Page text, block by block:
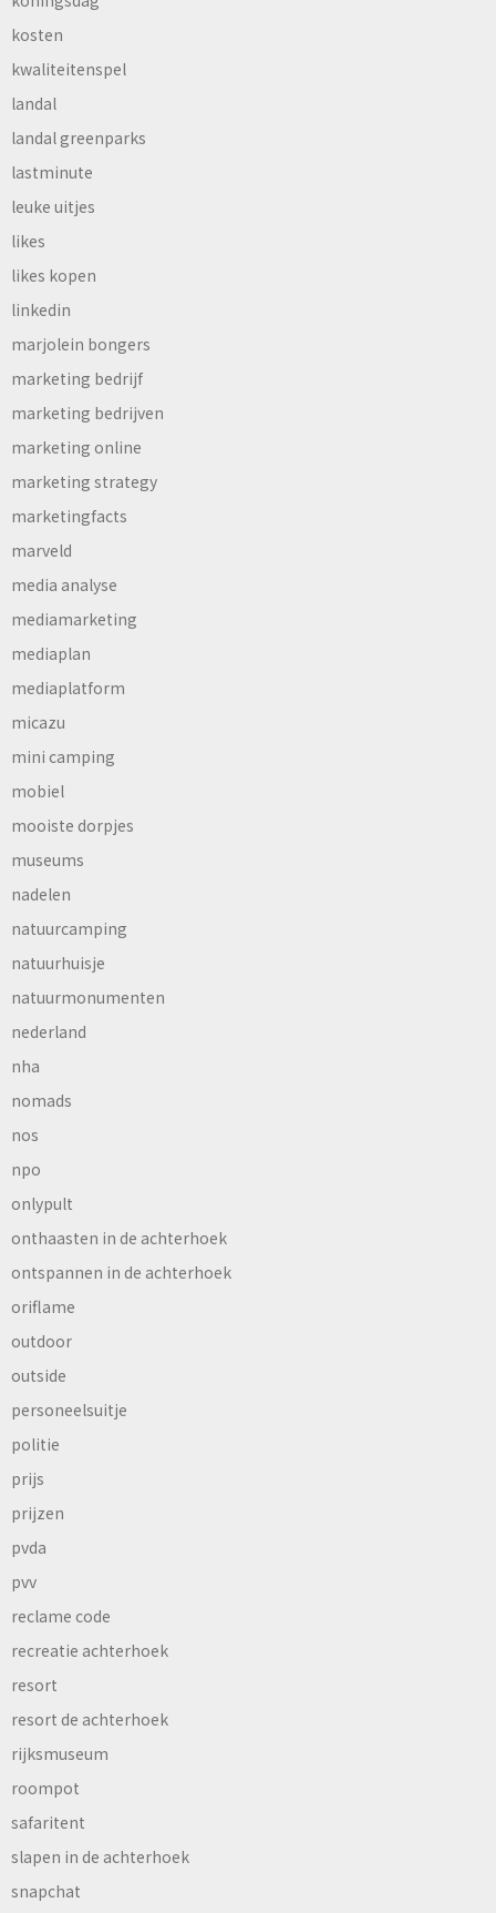
kosten
kwaliteitenspel
landal
landal greenparks
lastminute
leuke uitjes
likes
likes kopen
linkedin
marjolein bongers
marketing bedrijf
marketing bedrijven
marketing online
marketing strategy
marketingfacts
marveld
media analyse
mediamarketing
mediaplan
mediaplatform
micazu
mini camping
mobiel
mooiste dorpjes
museums
nadelen
natuurcamping
natuurhuisje
natuurmonumenten
nederland
nha
nomads
nos
npo
onlypult
onthaasten in de achterhoek
ontspannen in de achterhoek
oriflame
outdoor
outside
personeelsuitje
politie
prijs
prijzen
pvda
pvv
reclame code
recreatie achterhoek
resort
resort de achterhoek
rijksmuseum
roompot
safaritent
slapen in de achterhoek
snapchat